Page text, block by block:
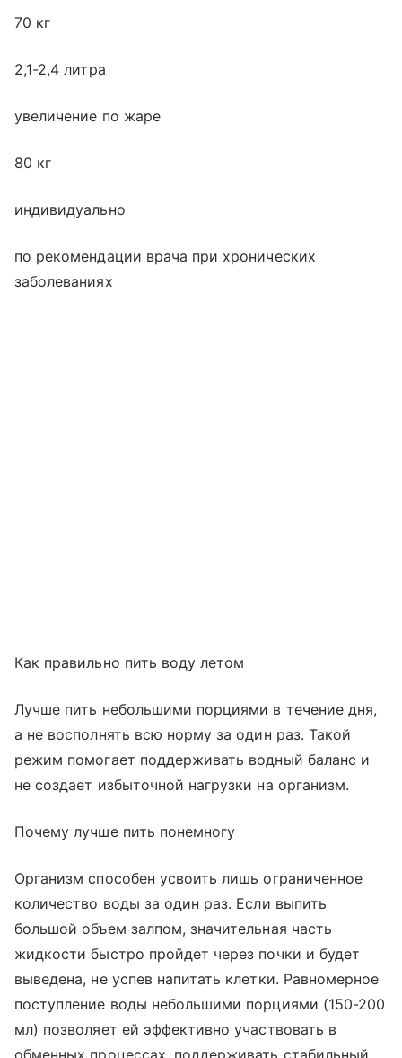
70 кг
2,1-2,4 литра
увеличение по жаре
80 кг
индивидуально
по рекомендации врача при хронических
заболеваниях
Как правильно пить воду летом
Лучше пить небольшими порциями в течение дня,
а не восполнять всю норму за один раз. Такой
режим помогает поддерживать водный баланс и
не создает избыточной нагрузки на организм.
Почему лучше пить понемногу
Организм способен усвоить лишь ограниченное
количество воды за один раз. Если выпить
большой объем залпом, значительная часть
жидкости быстро пройдет через почки и будет
выведена, не успев напитать клетки. Равномерное
поступление воды небольшими порциями (150-200
мл) позволяет ей эффективно участвовать в
обменных процессах, поддерживать стабильный